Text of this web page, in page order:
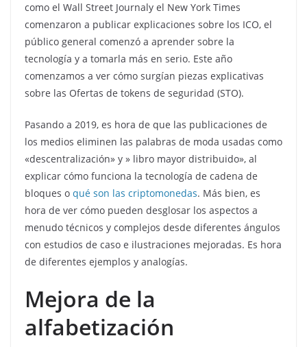
como el Wall Street Journaly el New York Times
comenzaron a publicar explicaciones sobre los ICO, el
público general comenzó a aprender sobre la
tecnología y a tomarla más en serio. Este año
comenzamos a ver cómo surgían piezas explicativas
sobre las Ofertas de tokens de seguridad (STO).
Pasando a 2019, es hora de que las publicaciones de
los medios eliminen las palabras de moda usadas como
«descentralización» y » libro mayor distribuido», al
explicar cómo funciona la tecnología de cadena de
bloques o qué son las criptomonedas. Más bien, es
hora de ver cómo pueden desglosar los aspectos a
menudo técnicos y complejos desde diferentes ángulos
con estudios de caso e ilustraciones mejoradas. Es hora
de diferentes ejemplos y analogías.
Mejora de la
alfabetización